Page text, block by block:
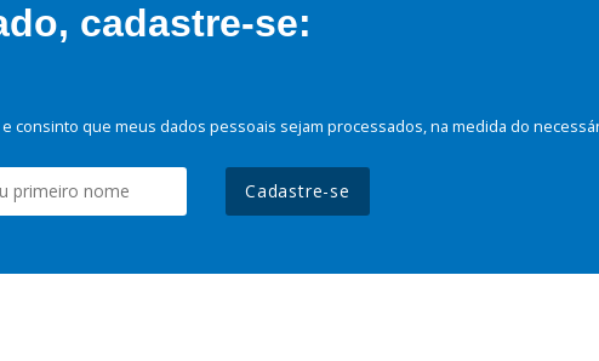
cadastre-se:
consinto que meus dados pessoais sejam processados, na medida do
Cadastre-se